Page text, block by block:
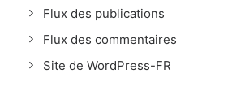
Flux des publications
Flux des commentaires
Site de WordPress-FR